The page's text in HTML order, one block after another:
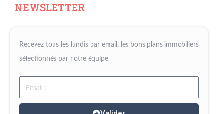
NEWSLETTER
Recevez tous les lundis par email, les bons plans immobiliers
sélectionnés par notre équipe.
Email